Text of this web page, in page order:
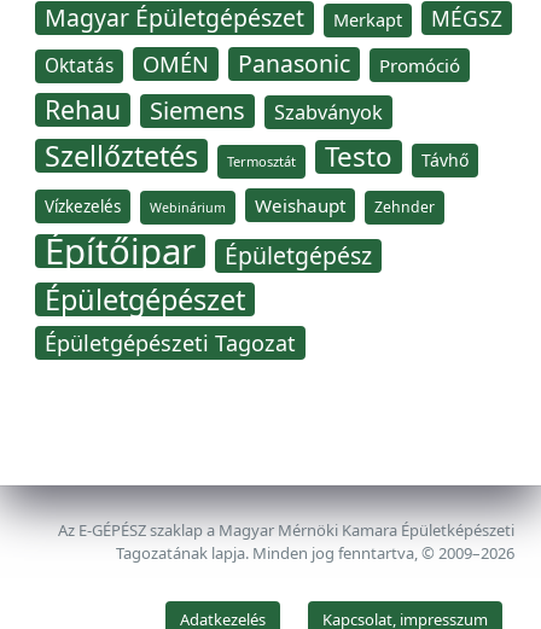
Magyar Épületgépészet Merkapt MÉGSZ
Oktatás OMÉN Panasonic Promóció
Rehau Siemens Szabványok
Szellőztetés Termosztát Testo Távhő
Vízkezelés Webinárium Weishaupt Zehnder
Építőipar Épületgépész
Épületgépészet
Épületgépészeti Tagozat
Az E-GÉPÉSZ szaklap a Magyar Mérnöki Kamara Épületképészeti
Tagozatának lapja. Minden jog fenntartva, © 2009–2026
Adatkezelés Kapcsolat, impresszum